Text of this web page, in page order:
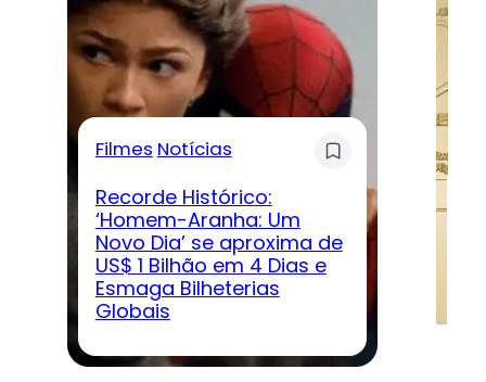
Filmes Notícias
Recorde Histórico:
‘Homem-Aranha: Um
Novo Dia’ se aproxima de
US$ 1 Bilhão em 4 Dias e
Esmaga Bilheterias
Globais